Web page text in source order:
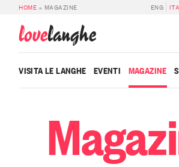
HOME » MAGAZINE ENG ITA
lovelanghe
VISITA LE LANGHE EVENTI MAGAZINE